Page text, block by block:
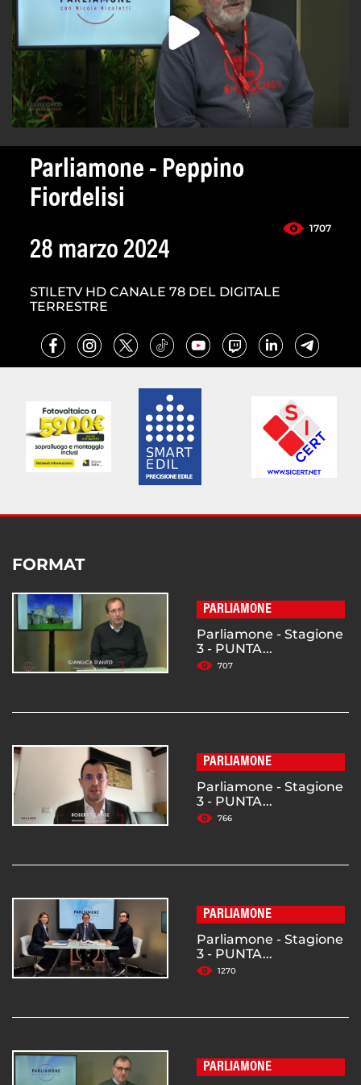
Parliamone - Peppino
Fiordelisi
1707
28 marzo 2024
STILETV HD CANALE 78 DEL DIGITALE
TERRESTRE
FORMAT
PARLIAMONE
Parliamone - Stagione
3 - PUNTA...
707
PARLIAMONE
Parliamone - Stagione
3 - PUNTA...
766
PARLIAMONE
Parliamone - Stagione
3 - PUNTA...
1270
PARLIAMONE